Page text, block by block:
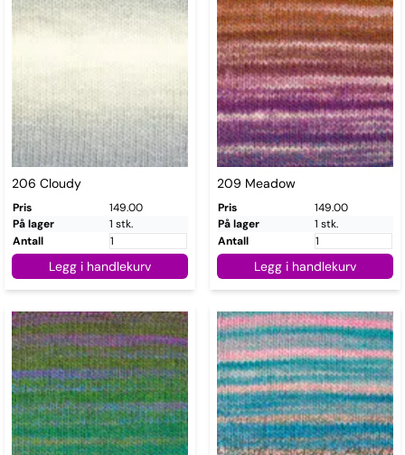
206 Cloudy
Pris
149.00
På lager
1 stk.
Antall
Legg i handlekurv
209 Meadow
Pris
149.00
På lager
1 stk.
Antall
Legg i handlekurv